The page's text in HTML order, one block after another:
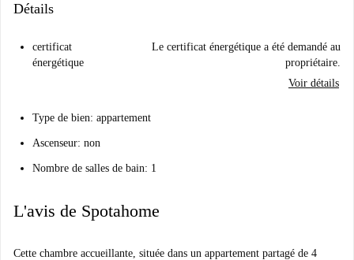
Détails
certificat
énergétique
Le certificat énergétique a été demandé au
propriétaire.
Voir détails
Type de bien: appartement
Ascenseur: non
Nombre de salles de bain: 1
L'avis de Spotahome
Cette chambre accueillante, située dans un appartement partagé de 4